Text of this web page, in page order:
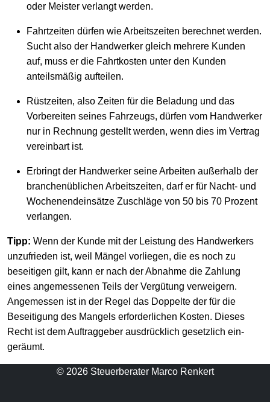
oder Meister verlangt werden.
Fahrtzeiten dürfen wie Arbeitszeiten berechnet werden.
Sucht also der Handwerker gleich mehrere Kunden
auf, muss er die Fahrtkosten unter den Kunden
anteilsmäßig aufteilen.
Rüstzeiten, also Zeiten für die Beladung und das
Vorbereiten seines Fahrzeugs, dürfen vom Handwerker
nur in Rechnung gestellt werden, wenn dies im Vertrag
vereinbart ist.
Erbringt der Handwerker seine Arbeiten außerhalb der
branchenüblichen Arbeitszeiten, darf er für Nacht- und
Wochenendeinsätze Zuschläge von 50 bis 70 Prozent
verlangen.
Tipp: Wenn der Kunde mit der Leistung des Handwerkers
unzufrieden ist, weil Män­gel vorliegen, die es noch zu
beseitigen gilt, kann er nach der Abnahme die Zahlung
eines angemessenen Teils der Vergütung verweigern.
Angemessen ist in der Regel das Doppelte der für die
Beseitigung des Mangels erforderlichen Kosten. Dieses
Recht ist dem Auftraggeber ausdrücklich gesetzlich ein­
geräumt.
© 2026 Steuerberater Marco Renkert